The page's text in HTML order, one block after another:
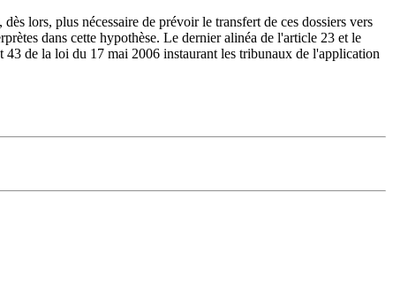
lors, plus nécessaire de prévoir le transfert de ces dossiers vers
dans cette hypothèse. Le dernier alinéa de l'article 23 et le
de la loi du 17 mai 2006 instaurant les tribunaux de l'application